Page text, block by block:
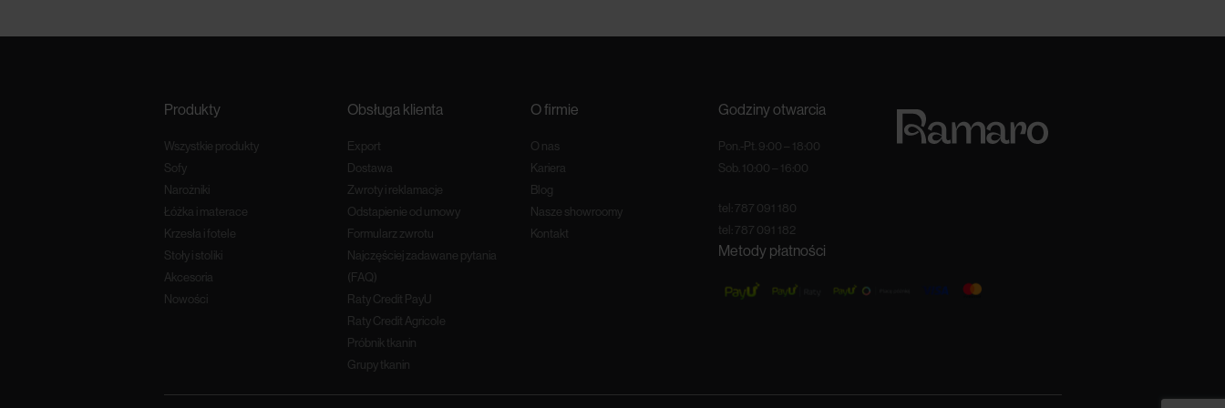
Produkty
Wszystkie produkty
Sofy
Narożniki
Łóżka i materace
Krzesła i fotele
Stoły i stoliki
Akcesoria
Nowości
Obsługa klienta
Export
Dostawa
Zwroty i reklamacje
Odstapienie od umowy
Formularz zwrotu
Najczęściej zadawane pytania
(FAQ)
Raty Credit PayU
Raty Credit Agricole
Próbnik tkanin
Grupy tkanin
O firmie
O nas
Kariera
Blog
Nasze showroomy
Kontakt
Godziny otwarcia
Pon.-Pt. 9:00 – 18:00
Sob. 10:00 – 16:00
tel: 787 091 180
tel: 787 091 182
Metody płatności